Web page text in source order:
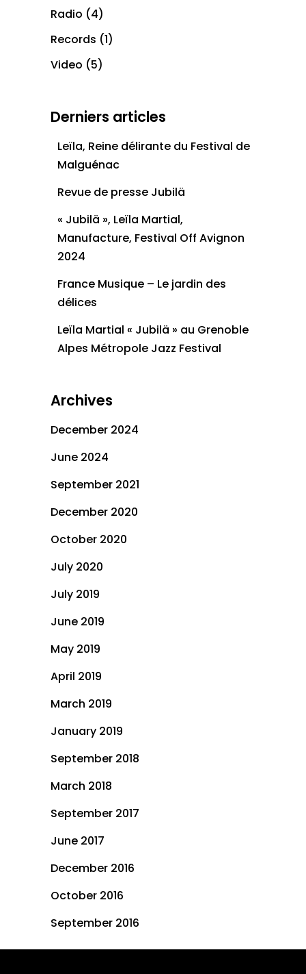
Radio (4)
Records (1)
Video (5)
Derniers articles
Leïla, Reine délirante du Festival de
Malguénac
Revue de presse Jubilä
« Jubilä », Leïla Martial,
Manufacture, Festival Off Avignon
2024
France Musique – Le jardin des
délices
Leïla Martial « Jubilä » au Grenoble
Alpes Métropole Jazz Festival
Archives
December 2024
June 2024
September 2021
December 2020
October 2020
July 2020
July 2019
June 2019
May 2019
April 2019
March 2019
January 2019
September 2018
March 2018
September 2017
June 2017
December 2016
October 2016
September 2016